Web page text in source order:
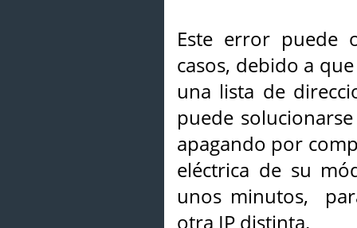
Este error puede
casos, debido a
una lista de
puede
apagando por
eléctrica de su
unos minutos,
otra IP distinta.